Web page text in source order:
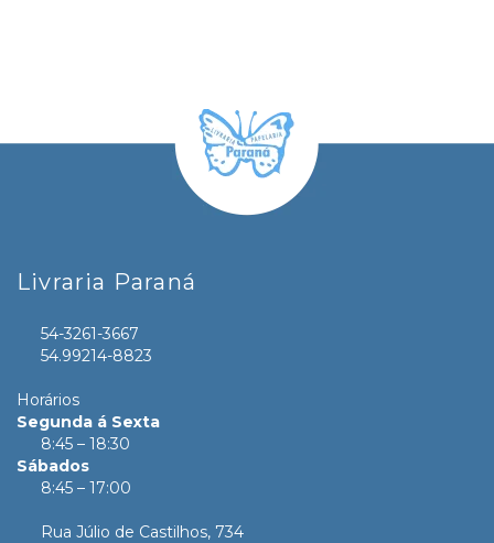
Livraria Paraná
54-3261-3667
54.99214-8823
Horários
Segunda á Sexta
8:45 – 18:30
Sábados
8:45 – 17:00
Rua Júlio de Castilhos, 734